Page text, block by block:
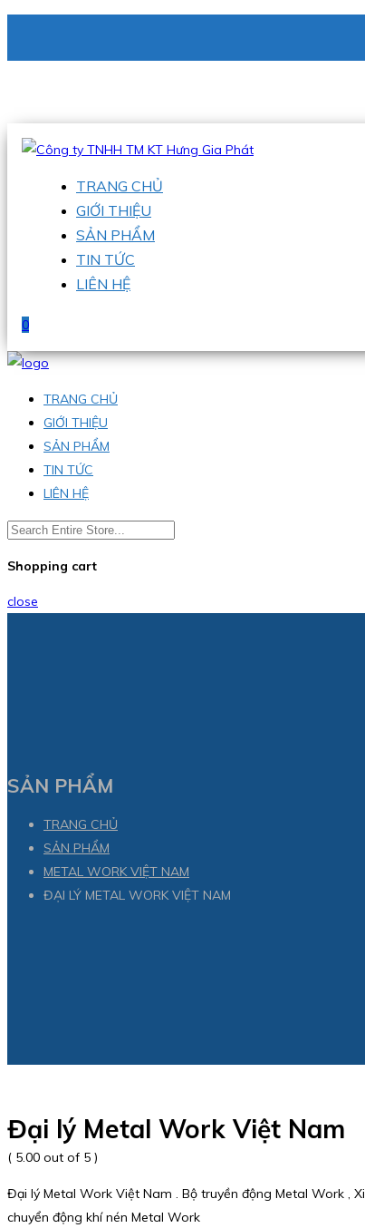
Hotline:0938 336 079
TRANG CHỦ
GIỚI THIỆU
SẢN PHẨM
TIN TỨC
LIÊN HỆ
0
TRANG CHỦ
GIỚI THIỆU
SẢN PHẨM
TIN TỨC
LIÊN HỆ
Shopping cart
close
SẢN PHẨM
TRANG CHỦ
SẢN PHẨM
METAL WORK VIỆT NAM
ĐẠI LÝ METAL WORK VIỆT NAM
Đại lý Metal Work Việt Nam
( 5.00 out of 5 )
Đại lý Metal Work Việt Nam . Bộ truyền động Metal Work ,
chuyển động khí nén Metal Work